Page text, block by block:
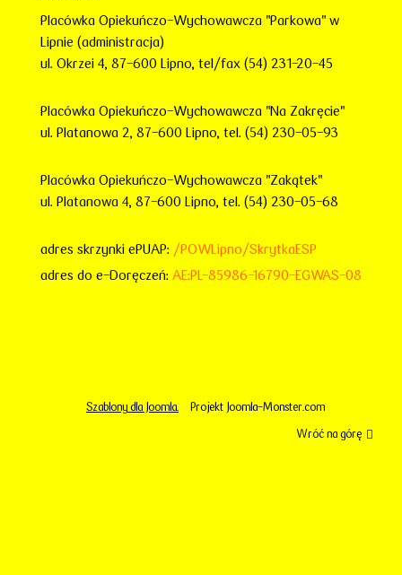
Placówka Opiekuńczo-Wychowawcza "Parkowa" w
Lipnie (administracja)
ul. Okrzei 4, 87-600 Lipno, tel/fax (54) 231-20-45
Placówka Opiekuńczo-Wychowawcza "Na Zakręcie"
ul. Platanowa 2, 87-600 Lipno, tel. (54) 230-05-93
Placówka Opiekuńczo-Wychowawcza "Zakątek"
ul. Platanowa 4, 87-600 Lipno, tel. (54) 230-05-68
adres skrzynki ePUAP: /POWLipno/SkrytkaESP
adres do e-Doręczeń: AE:PL-85986-16790-EGWAS-08
Szablony dla Joomla.
Projekt Joomla-Monster.com
Wróć na górę